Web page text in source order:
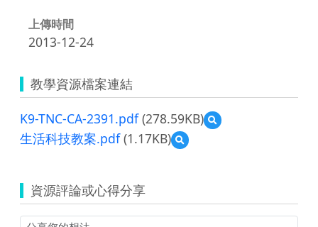
上傳時間
2013-12-24
教學資源檔案連結
K9-TNC-CA-2391.pdf(278.59KB)
預
覽
生活科技教案.pdf(1.17KB)
預
覽
技
教
資源評論或心得分享